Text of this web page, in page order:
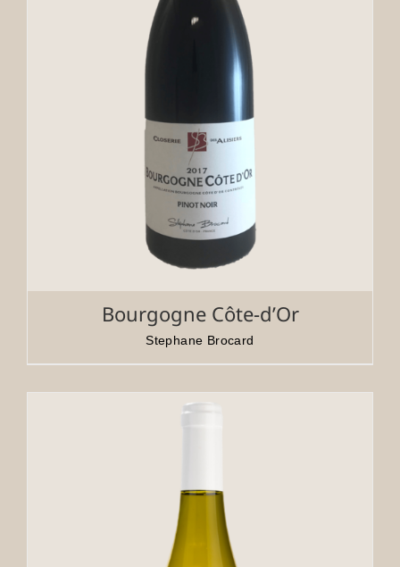
Bourgogne Côte-d’Or
Stephane Brocard